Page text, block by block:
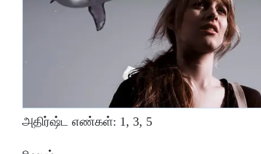
அதிர்ஷ்ட எண்கள்: 1, 3, 5